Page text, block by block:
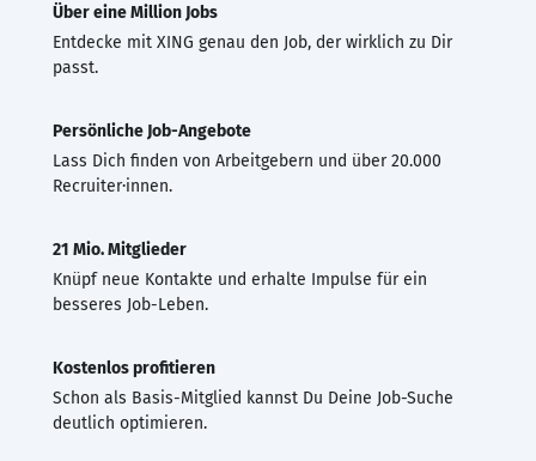
Über eine Million Jobs
Entdecke mit XING genau den Job, der wirklich zu Dir
passt.
Persönliche Job-Angebote
Lass Dich finden von Arbeitgebern und über 20.000
Recruiter·innen.
21 Mio. Mitglieder
Knüpf neue Kontakte und erhalte Impulse für ein
besseres Job-Leben.
Kostenlos profitieren
Schon als Basis-Mitglied kannst Du Deine Job-Suche
deutlich optimieren.